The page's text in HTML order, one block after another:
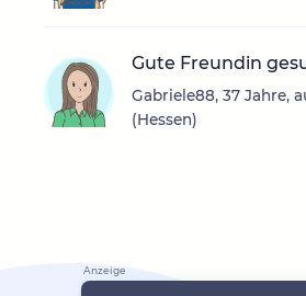
Gute Freundin
Gabriele88, 37 Jahre,
(Hessen)